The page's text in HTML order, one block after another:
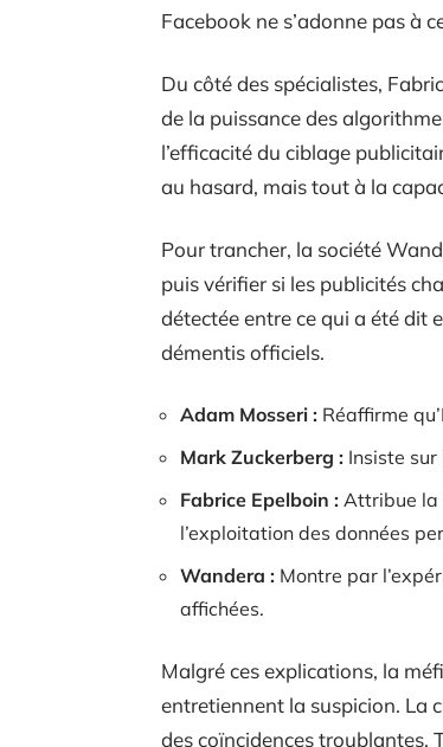
Facebook ne s’adonne pas à
Du côté des spécialistes,
de la puissance des
l’efficacité du ciblage
au hasard, mais tout à la
Pour trancher, la société
puis vérifier si les publicités
détectée entre ce qui a été dit
démentis officiels.
Adam Mosseri : Réaffirme
Mark Zuckerberg : Insiste sur
Fabrice Epelboin : Attribue la
l’exploitation des données
Wandera : Montre par
affichées.
Malgré ces explications, la
entretiennent la suspicion. La
des coïncidences troublantes.